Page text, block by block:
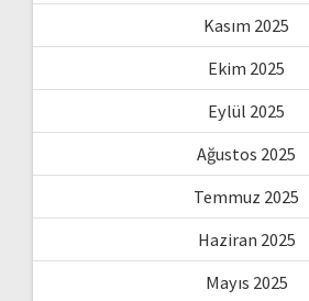
Kasım 2025
Ekim 2025
Eylül 2025
Ağustos 2025
Temmuz 2025
Haziran 2025
Mayıs 2025